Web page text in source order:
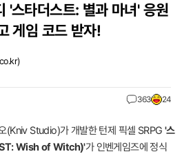
스타더스트: 별과 마녀' 응원
게임 코드 받자!
)
363 24
(Kniv Studio)가 개발한 턴제 픽셀 SRPG '스
Wish of Witch)'가 인벤게임즈에 정식